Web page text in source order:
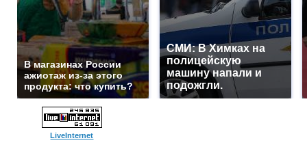
В магазинах России
ажиотаж из-за этого
продукта: что купить?
СМИ: В Химках на
полицейскую
машину напали и
подожгли.
LiveInternet